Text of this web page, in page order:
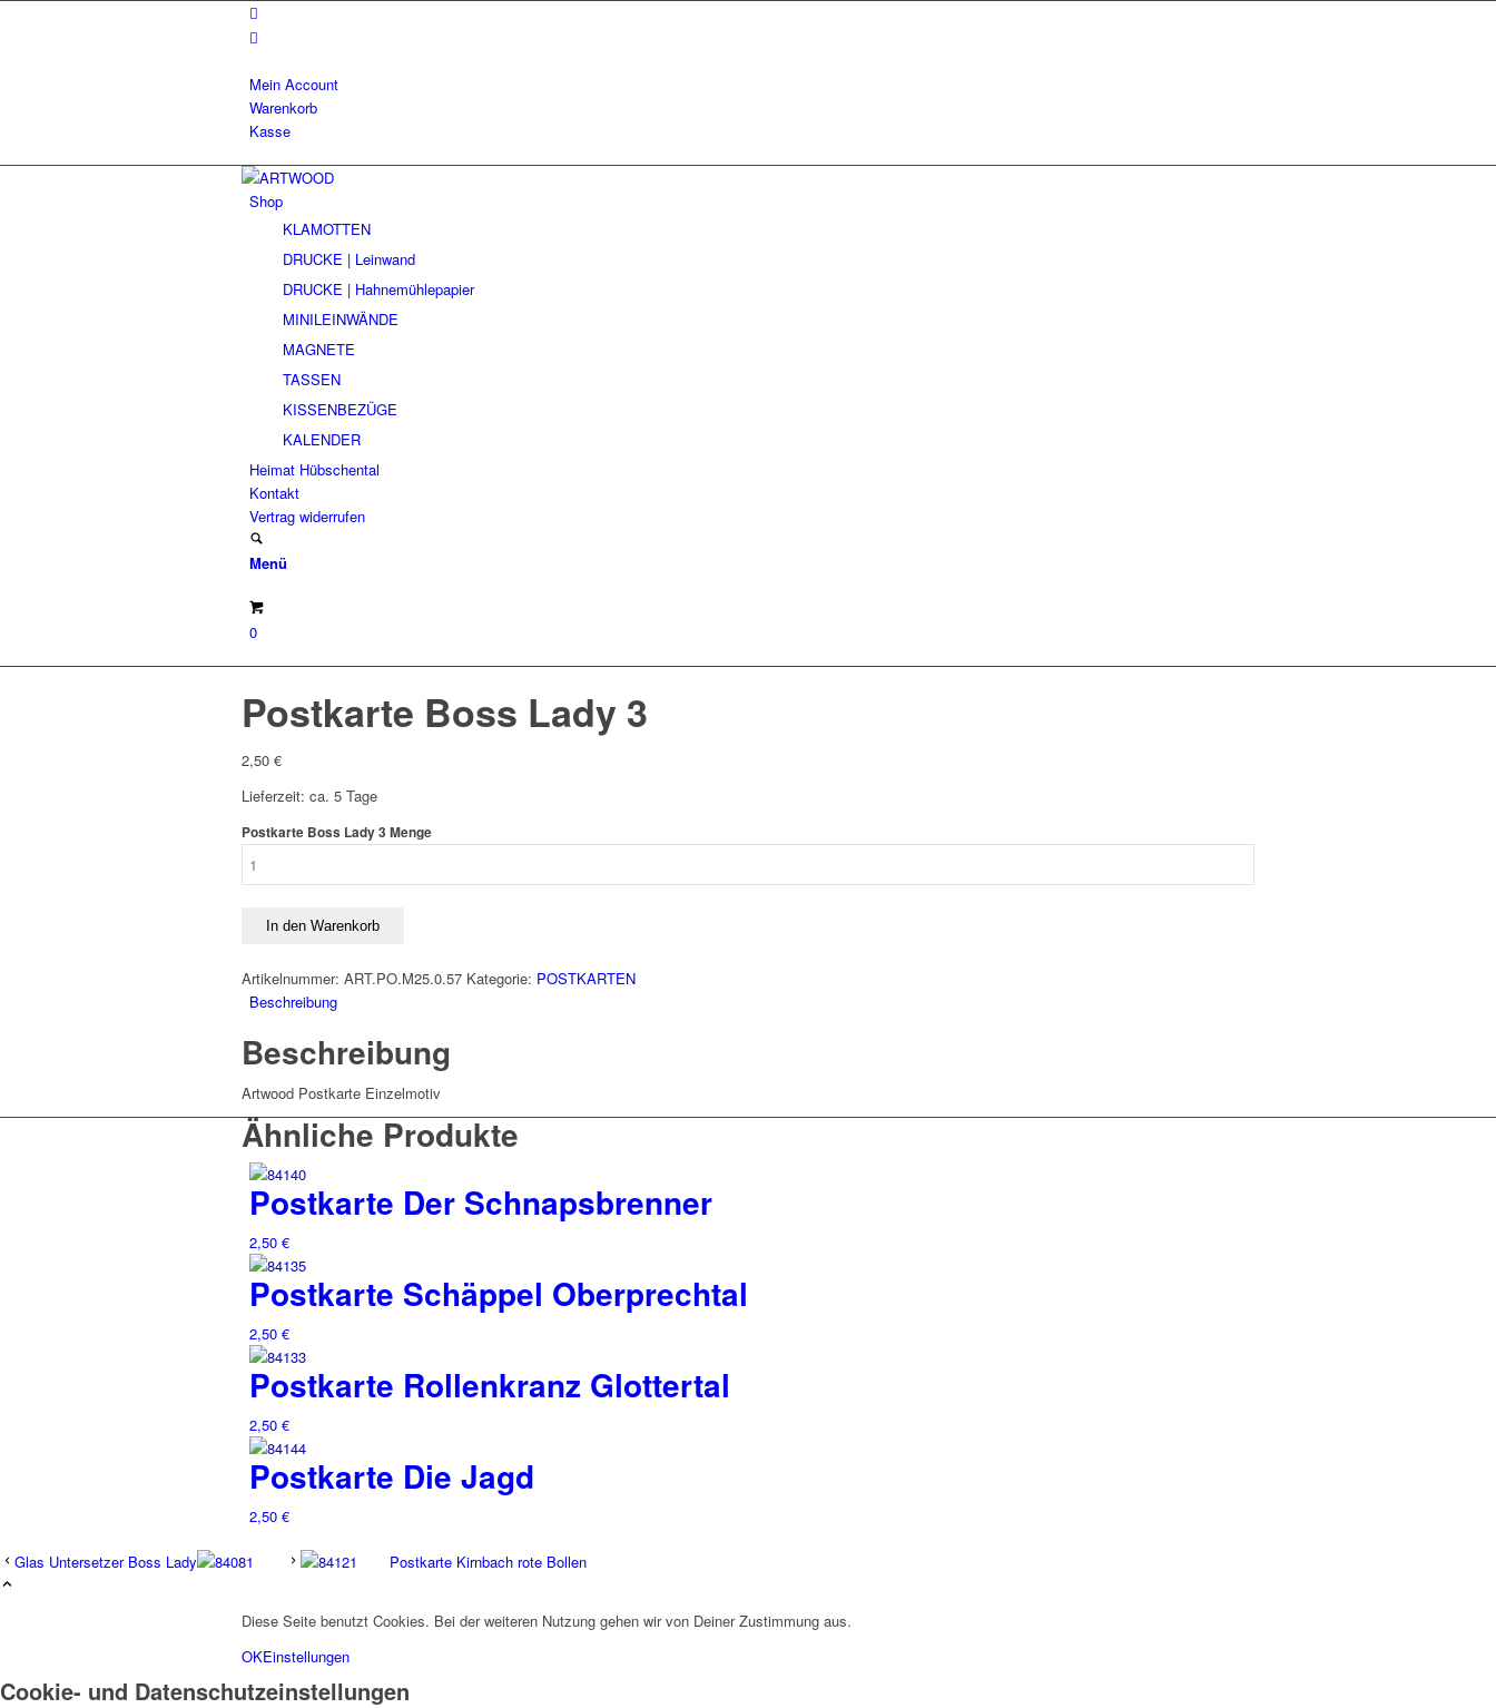
Mein Account
Warenkorb
Kasse
Shop
KLAMOTTEN
DRUCKE | Leinwand
DRUCKE | Hahnemühlepapier
MINILEINWÄNDE
MAGNETE
TASSEN
KISSENBEZÜGE
KALENDER
Heimat Hübschental
Kontakt
Vertrag widerrufen
Menü
0
Postkarte Boss Lady 3
2,50 €
Lieferzeit: ca. 5 Tage
Postkarte Boss Lady 3 Menge
In den Warenkorb
Artikelnummer: ART.PO.M25.0.57 Kategorie: POSTKARTEN
Beschreibung
Beschreibung
Artwood Postkarte Einzelmotiv
Ähnliche Produkte
Postkarte Der Schnapsbrenner
2,50 €
Postkarte Schäppel Oberprechtal
2,50 €
Postkarte Rollenkranz Glottertal
2,50 €
Postkarte Die Jagd
2,50 €
Glas Untersetzer Boss Lady Postkarte Kirnbach rote Bollen
Diese Seite benutzt Cookies. Bei der weiteren Nutzung gehen wir von Deiner Zustimmung aus.
OKEinstellungen
Cookie- und Datenschutzeinstellungen